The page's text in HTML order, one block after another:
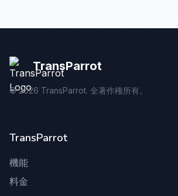
TransParrot
©2026 TransParrot. 全著作権所有。
TransParrot
機能
料金